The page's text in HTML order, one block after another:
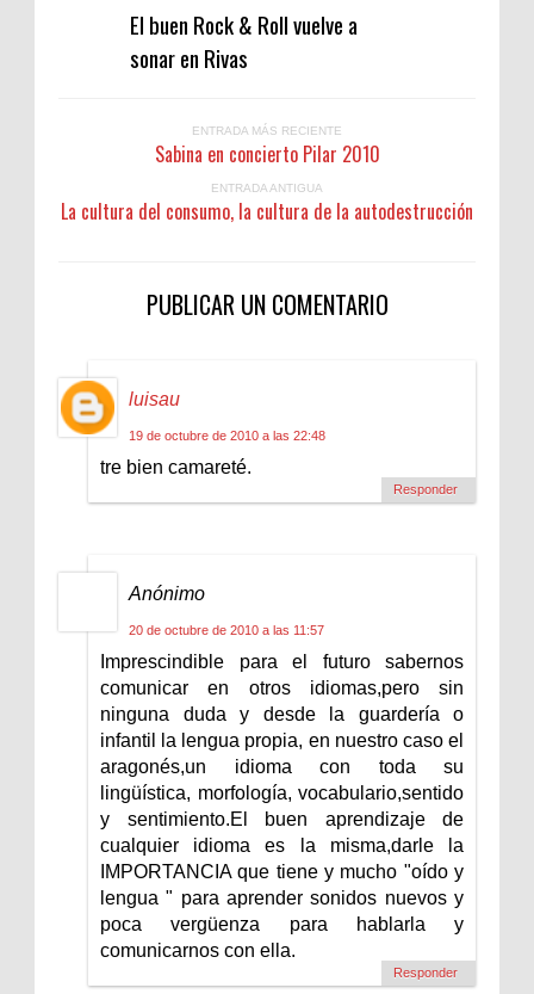
El buen Rock & Roll vuelve a
sonar en Rivas
ENTRADA MÁS RECIENTE
Sabina en concierto Pilar 2010
ENTRADA ANTIGUA
La cultura del consumo, la cultura de la autodestrucción
PUBLICAR UN COMENTARIO
luisau
19 de octubre de 2010 a las 22:48
tre bien camareté.
Responder
Anónimo
20 de octubre de 2010 a las 11:57
Imprescindible para el futuro sabernos
comunicar en otros idiomas,pero sin
ninguna duda y desde la guardería o
infantil la lengua propia, en nuestro caso el
aragonés,un idioma con toda su
lingüística, morfología, vocabulario,sentido
y sentimiento.El buen aprendizaje de
cualquier idioma es la misma,darle la
IMPORTANCIA que tiene y mucho "oído y
lengua " para aprender sonidos nuevos y
poca vergüenza para hablarla y
comunicarnos con ella.
Responder